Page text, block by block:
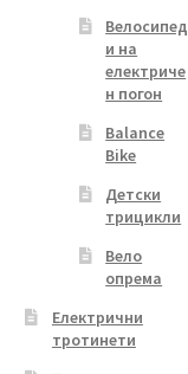
Велосипед
и на
електриче
н погон
Balance
Bike
Детски
трицикли
Вело
опрема
Електрични
тротинети